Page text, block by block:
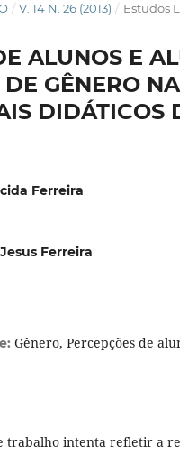
/ V. 14 N. 26 (2013) / Estudos
ALUNOS E
GÊNERO
DIDÁTICOS
Ferreira
Ferreira
Gênero, Percepções de
trabalho intenta refletir a